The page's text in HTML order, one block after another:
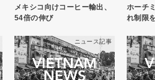
メキシコ向けコーヒー輸出、
54倍の伸び
ホーチ
れ制限
ニュース記事